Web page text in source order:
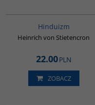
Hinduizm
Heinrich von Stietencron
22.00PLN
ZOBACZ